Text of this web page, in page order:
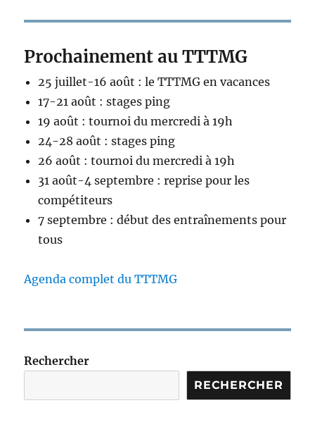
Prochainement au TTTMG
25 juillet-16 août : le TTTMG en vacances
17-21 août : stages ping
19 août : tournoi du mercredi à 19h
24-28 août : stages ping
26 août : tournoi du mercredi à 19h
31 août-4 septembre : reprise pour les
compétiteurs
7 septembre : début des entraînements pour
tous
Agenda complet du TTTMG
Rechercher
RECHERCHER